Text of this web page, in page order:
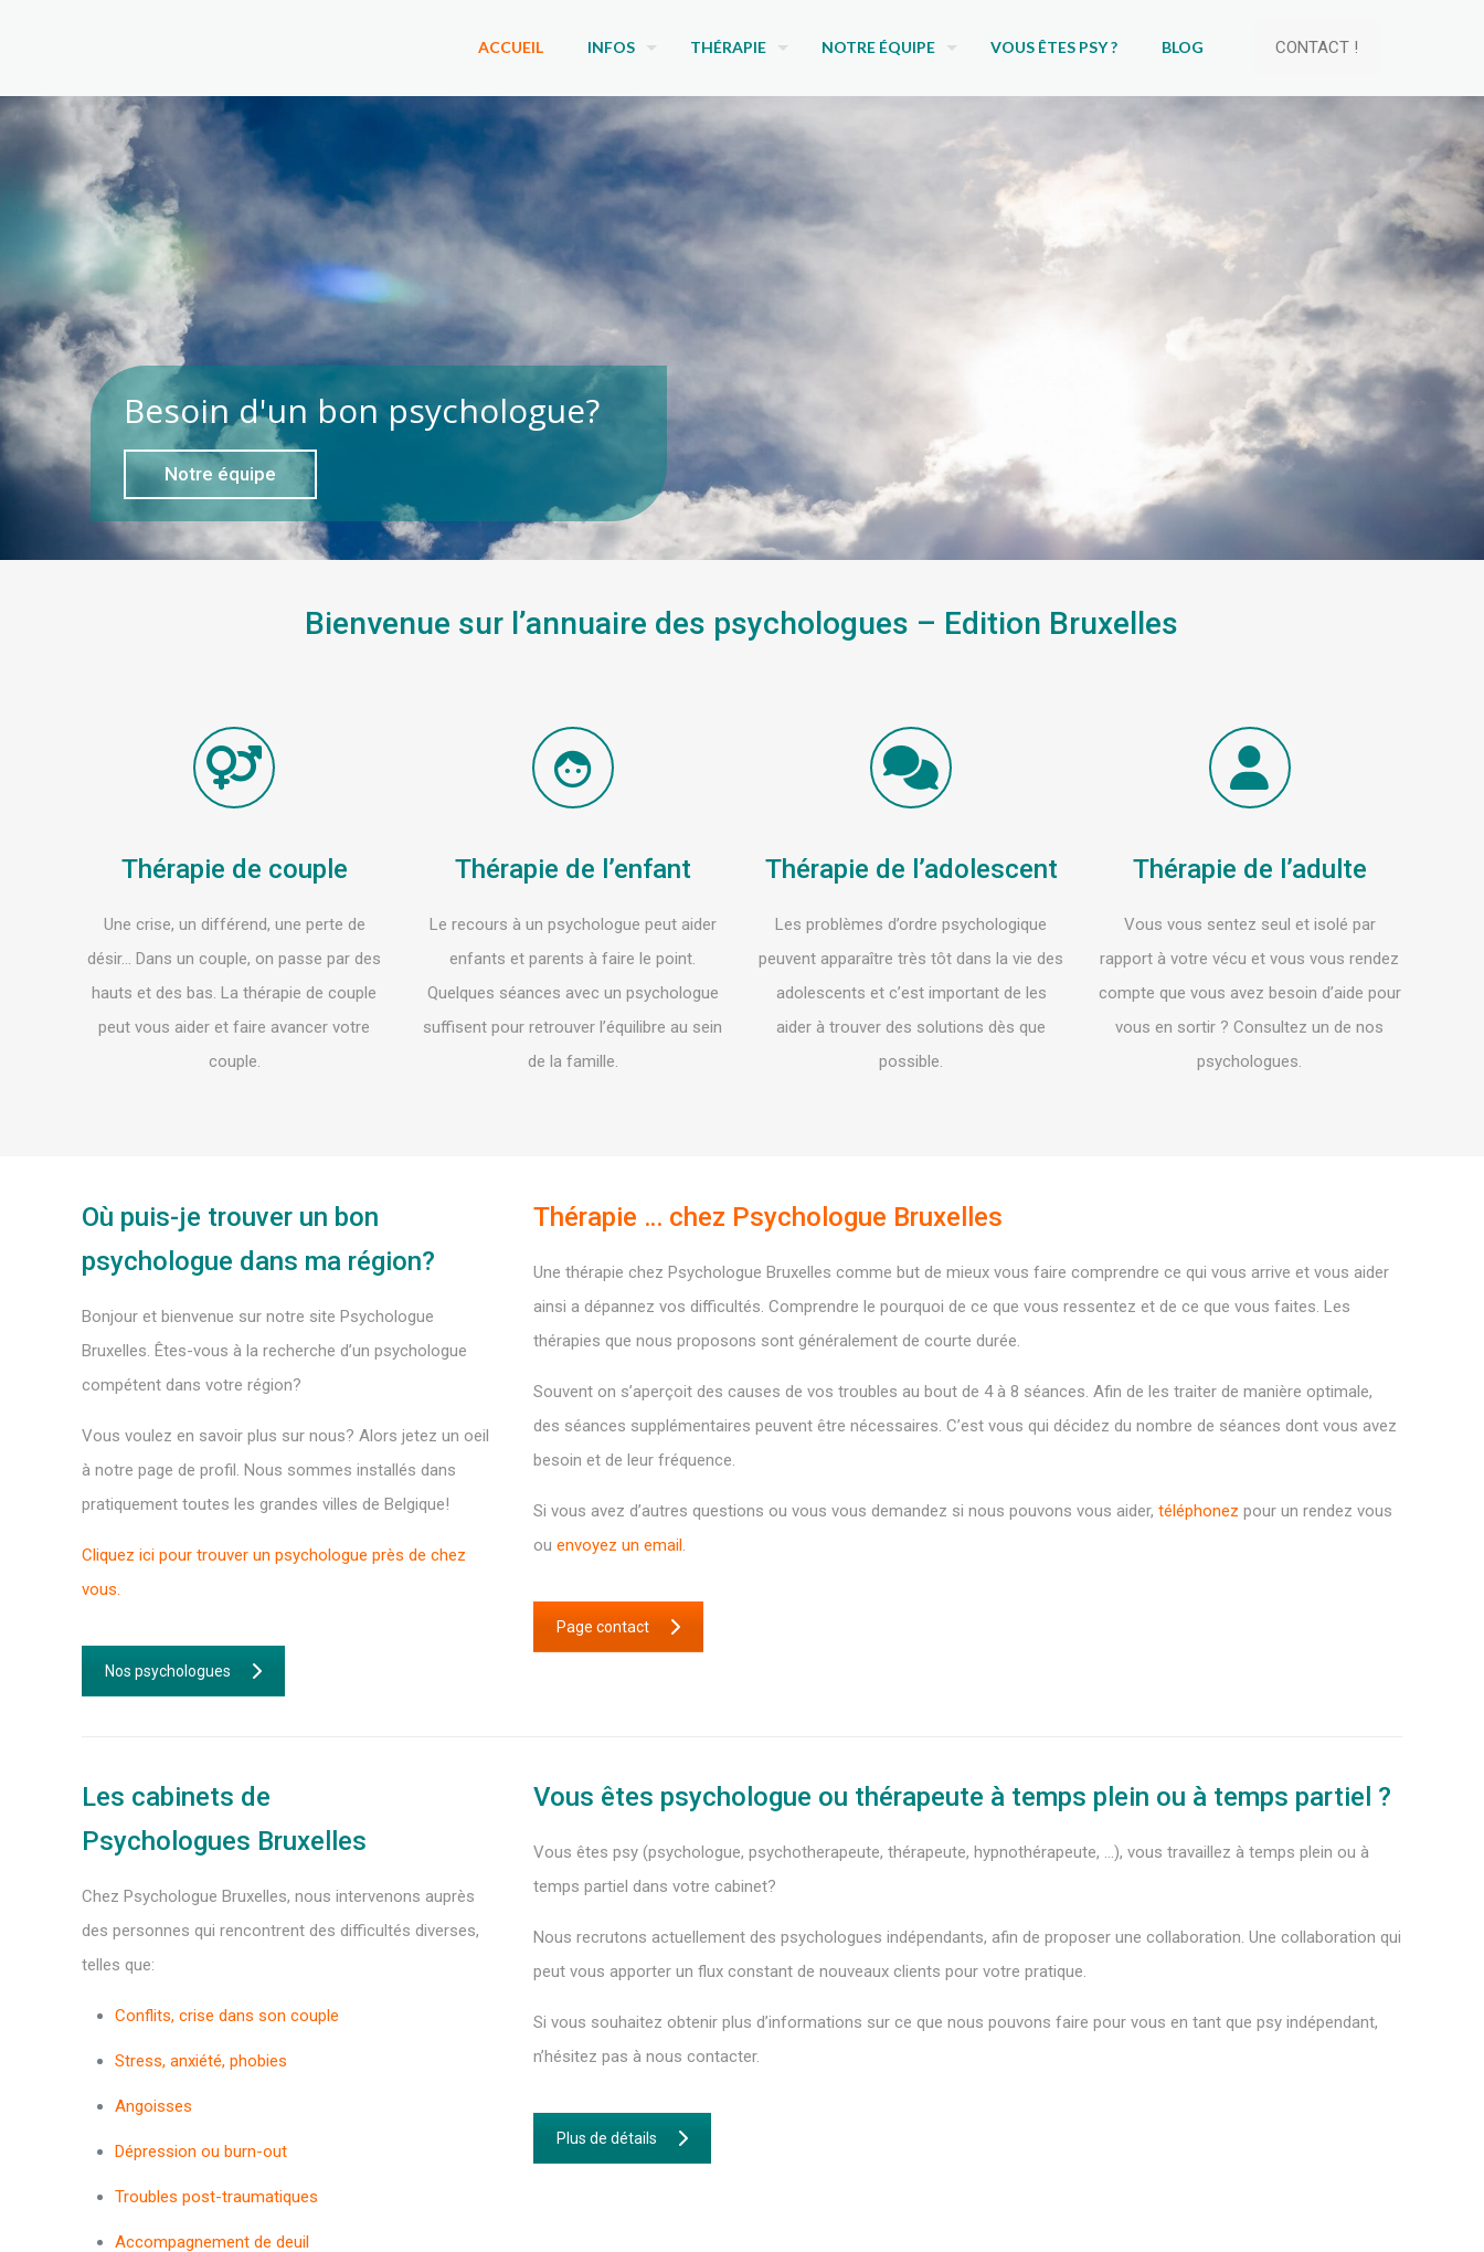
ACCUEIL INFOS THÉRAPIE NOTRE ÉQUIPE VOUS ÊTES PSY ? BLOG CONTACT !
Besoin d'un bon psychologue?
Notre équipe
Bienvenue sur l’annuaire des psychologues – Edition Bruxelles
Thérapie de couple
Une crise, un différend, une perte de
désir… Dans un couple, on passe par des
hauts et des bas. La thérapie de couple
peut vous aider et faire avancer votre
couple.
Thérapie de l’enfant
Le recours à un psychologue peut aider
enfants et parents à faire le point.
Quelques séances avec un psychologue
suffisent pour retrouver l’équilibre au sein
de la famille.
Thérapie de l’adolescent
Les problèmes d’ordre psychologique
peuvent apparaître très tôt dans la vie des
adolescents et c’est important de les
aider à trouver des solutions dès que
possible.
Thérapie de l’adulte
Vous vous sentez seul et isolé par
rapport à votre vécu et vous vous rendez
compte que vous avez besoin d’aide pour
vous en sortir ? Consultez un de nos
psychologues.
Où puis-je trouver un bon
psychologue dans ma région?
Bonjour et bienvenue sur notre site Psychologue
Bruxelles. Êtes-vous à la recherche d’un psychologue
compétent dans votre région?
Vous voulez en savoir plus sur nous? Alors jetez un oeil
à notre page de profil. Nous sommes installés dans
pratiquement toutes les grandes villes de Belgique!
Cliquez ici pour trouver un psychologue près de chez
vous.
Nos psychologues
Thérapie … chez Psychologue Bruxelles
Une thérapie chez Psychologue Bruxelles comme but de mieux vous faire comprendre ce qui vous arrive et vous aider
ainsi a dépannez vos difficultés. Comprendre le pourquoi de ce que vous ressentez et de ce que vous faites. Les
thérapies que nous proposons sont généralement de courte durée.
Souvent on s’aperçoit des causes de vos troubles au bout de 4 à 8 séances. Afin de les traiter de manière optimale,
des séances supplémentaires peuvent être nécessaires. C’est vous qui décidez du nombre de séances dont vous avez
besoin et de leur fréquence.
Si vous avez d’autres questions ou vous vous demandez si nous pouvons vous aider, téléphonez pour un rendez vous
ou envoyez un email.
Page contact
Les cabinets de
Psychologues Bruxelles
Chez Psychologue Bruxelles, nous intervenons auprès
des personnes qui rencontrent des difficultés diverses,
telles que:
Conflits, crise dans son couple
Stress, anxiété, phobies
Angoisses
Dépression ou burn-out
Troubles post-traumatiques
Accompagnement de deuil
Vous êtes psychologue ou thérapeute à temps plein ou à temps partiel ?
Vous êtes psy (psychologue, psychotherapeute, thérapeute, hypnothérapeute, …), vous travaillez à temps plein ou à
temps partiel dans votre cabinet?
Nous recrutons actuellement des psychologues indépendants, afin de proposer une collaboration. Une collaboration qui
peut vous apporter un flux constant de nouveaux clients pour votre pratique.
Si vous souhaitez obtenir plus d’informations sur ce que nous pouvons faire pour vous en tant que psy indépendant,
n’hésitez pas à nous contacter.
Plus de détails